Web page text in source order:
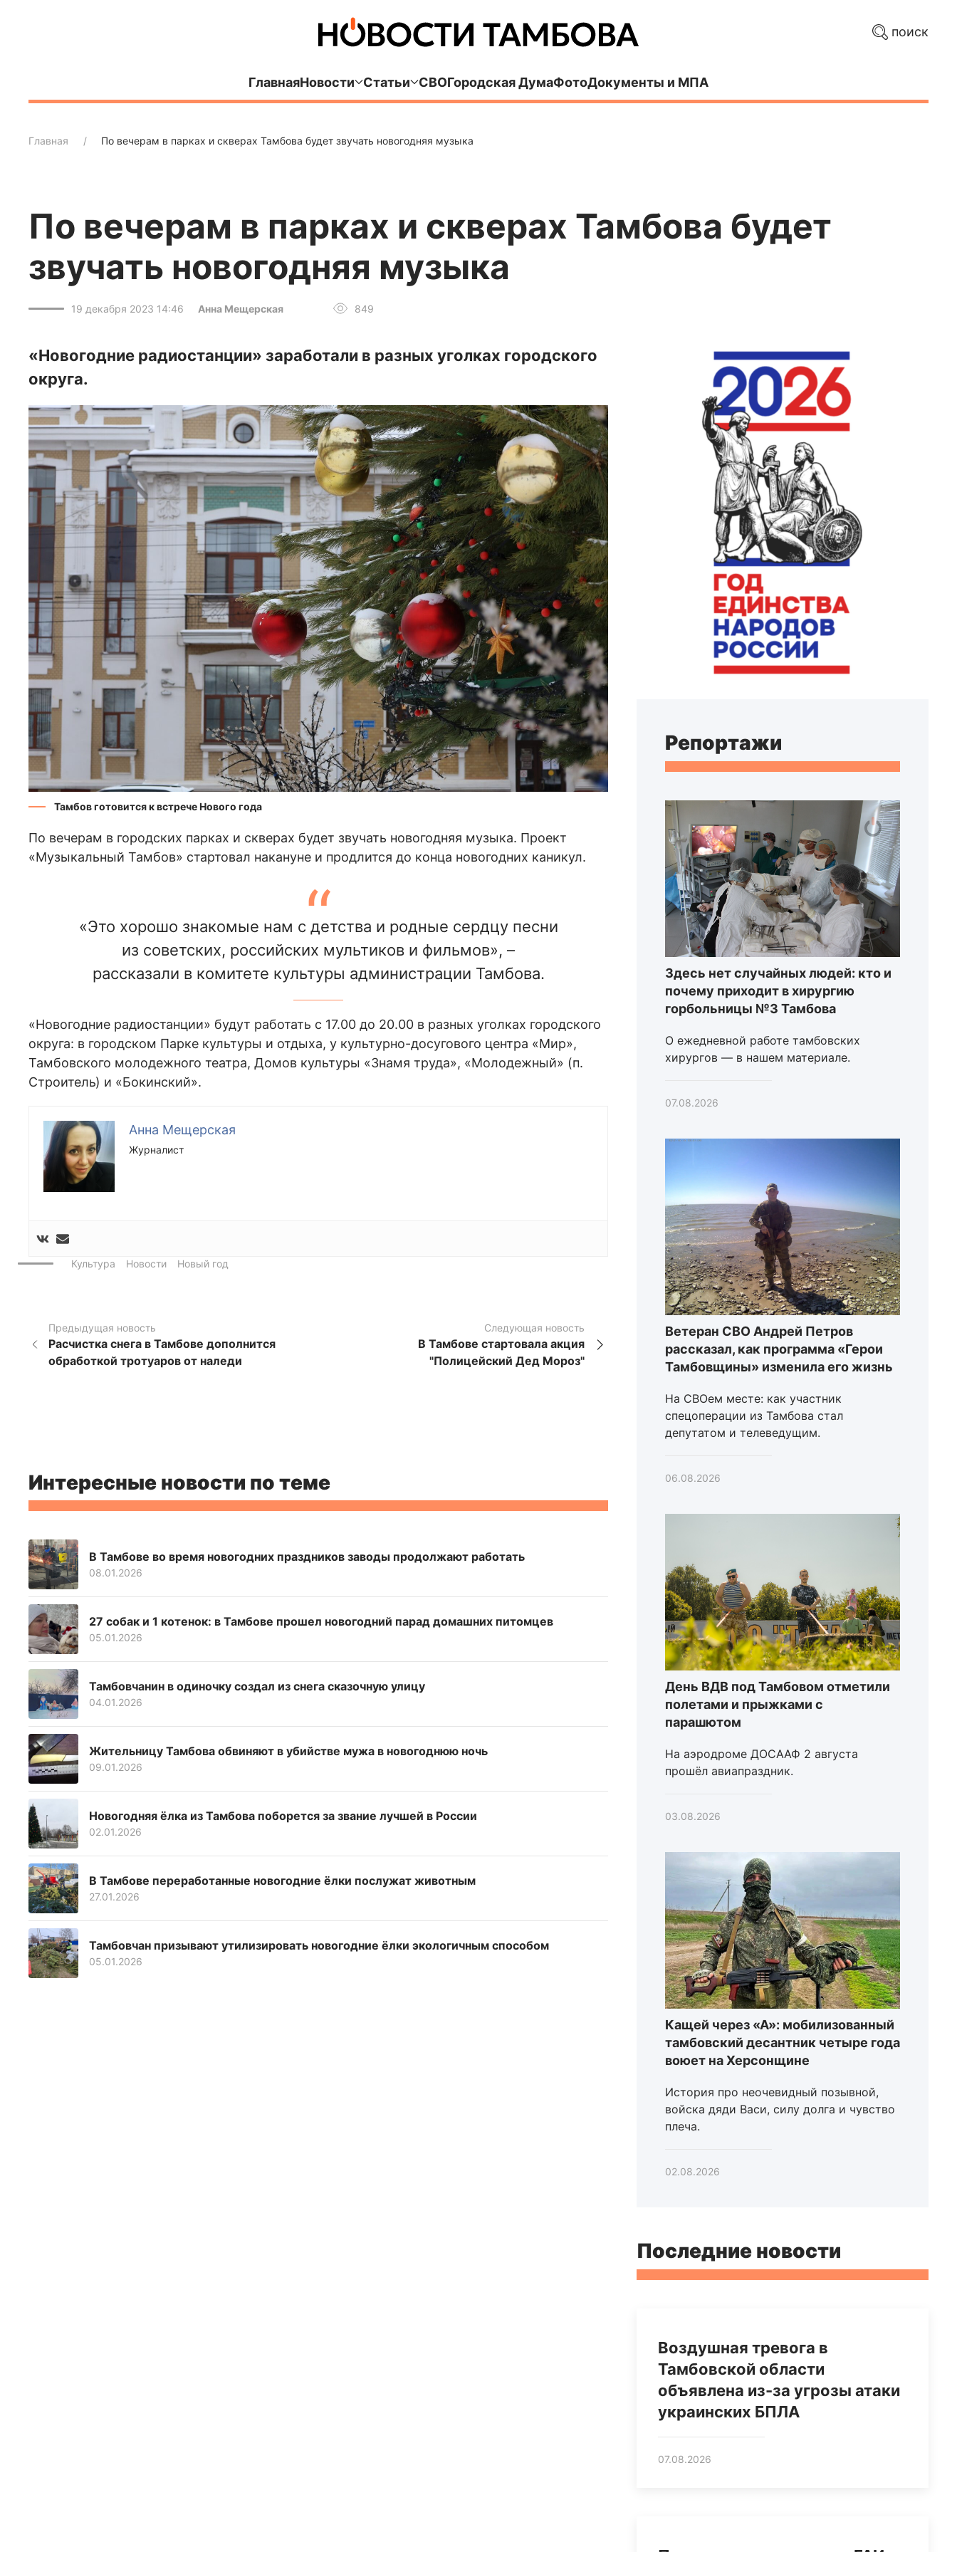
поиск
ГлавнаяНовости Статьи СВОГородская ДумаФотоДокументы и МПА
Главная По вечерам в парках и скверах Тамбова будет звучать новогодняя музыка
По вечерам в парках и скверах Тамбова будет
звучать новогодняя музыка
19 декабря 2023 14:46 Анна Мещерская 849
«Новогодние радиостанции» заработали в разных уголках городского
округа.
Тамбов готовится к встрече Нового года
По вечерам в городских парках и скверах будет звучать новогодняя музыка. Проект
«Музыкальный Тамбов» стартовал накануне и продлится до конца новогодних каникул.
«Это хорошо знакомые нам с детства и родные сердцу песни
из советских, российских мультиков и фильмов», –
рассказали в комитете культуры администрации Тамбова.
«Новогодние радиостанции» будут работать с 17.00 до 20.00 в разных уголках городского
округа: в городском Парке культуры и отдыха, у культурно-досугового центра «Мир»,
Тамбовского молодежного театра, Домов культуры «Знамя труда», «Молодежный» (п.
Строитель) и «Бокинский».
Анна Мещерская
Журналист
Культура Новости Новый год
Предыдущая новость
Расчистка снега в Тамбове дополнится
обработкой тротуаров от наледи
Следующая новость
В Тамбове стартовала акция
"Полицейский Дед Мороз"
Интересные новости по теме
В Тамбове во время новогодних праздников заводы продолжают работать
08.01.2026
27 собак и 1 котенок: в Тамбове прошел новогодний парад домашних питомцев
05.01.2026
Тамбовчанин в одиночку создал из снега сказочную улицу
04.01.2026
Жительницу Тамбова обвиняют в убийстве мужа в новогоднюю ночь
09.01.2026
Новогодняя ёлка из Тамбова поборется за звание лучшей в России
02.01.2026
В Тамбове переработанные новогодние ёлки послужат животным
27.01.2026
Тамбовчан призывают утилизировать новогодние ёлки экологичным способом
05.01.2026
Репортажи
Здесь нет случайных людей: кто и
почему приходит в хирургию
горбольницы №3 Тамбова
О ежедневной работе тамбовских
хирургов — в нашем материале.
07.08.2026
Ветеран СВО Андрей Петров
рассказал, как программа «Герои
Тамбовщины» изменила его жизнь
На СВОем месте: как участник
спецоперации из Тамбова стал
депутатом и телеведущим.
06.08.2026
День ВДВ под Тамбовом отметили
полетами и прыжками с
парашютом
На аэродроме ДОСААФ 2 августа
прошёл авиапраздник.
03.08.2026
Кащей через «А»: мобилизованный
тамбовский десантник четыре года
воюет на Херсонщине
История про неочевидный позывной,
войска дяди Васи, силу долга и чувство
плеча.
02.08.2026
Последние новости
Воздушная тревога в
Тамбовской области
объявлена из-за угрозы атаки
украинских БПЛА
07.08.2026